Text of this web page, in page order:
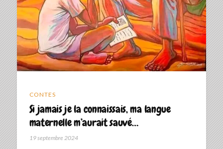
CONTES
Si jamais je la connaissais, ma langue
maternelle m’aurait sauvé…
19 septembre 2024